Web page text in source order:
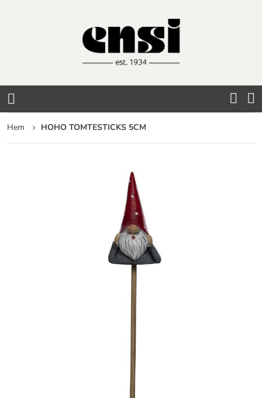
Hem HOHO TOMTESTICKS 5CM